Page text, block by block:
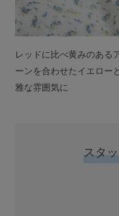
レッドに比べ黄みのある
ーンを合わせたイエロー
雅な雰囲気に
スタ